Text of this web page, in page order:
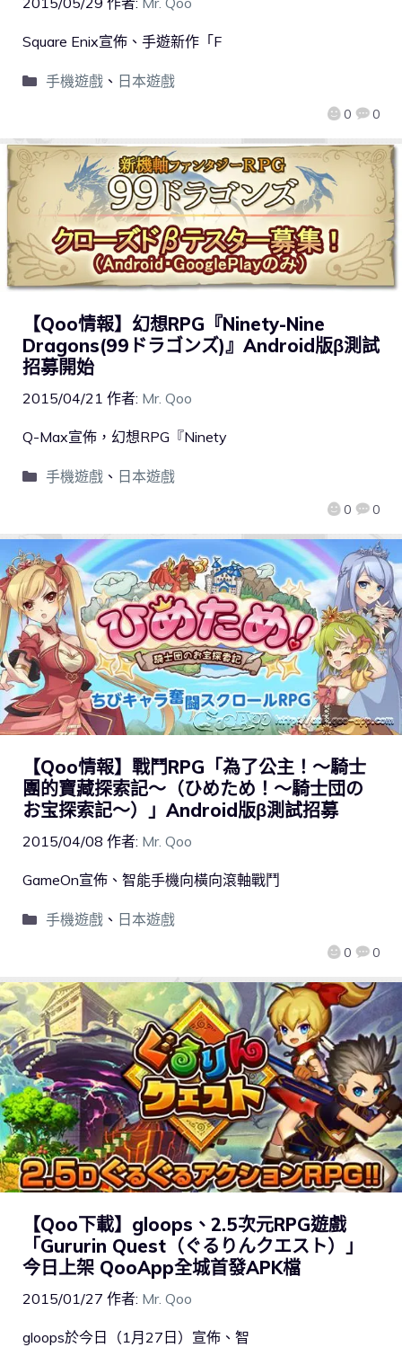
0 0
Square Enix宣佈、手遊新作「F
手機遊戲、 日本遊戲
【Qoo情報】幻想RPG『Ninety-Nine
Dragons(99ドラゴンズ)』Android版β測試
招募開始
2015/04/21 作者: Mr. Qoo
0 0
Q-Max宣佈，幻想RPG『Ninety
手機遊戲、 日本遊戲
【Qoo情報】戰鬥RPG「為了公主！～騎士
團的寶藏探索記～（ひめため！～騎士団の
お宝探索記～）」Android版β測試招募
2015/04/08 作者: Mr. Qoo
0 0
GameOn宣佈、智能手機向橫向滾軸戰鬥
手機遊戲、 日本遊戲
【Qoo下載】gloops、2.5次元RPG遊戲
「Gururin Quest（ぐるりんクエスト）」
今日上架 QooApp全城首發APK檔
2015/01/27 作者: Mr. Qoo
gloops於今日（1月27日）宣佈、智